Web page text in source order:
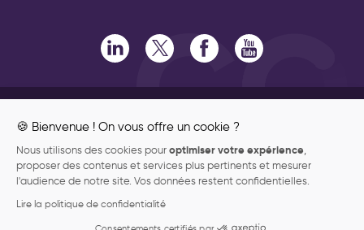
🍪 Bienvenue ! On vous offre un cookie ?
Nous utilisons des cookies pour optimiser votre expérience
proposer des contenus et services plus pertinents et mesurer
l'audience de notre site. Vos données restent confidentielles.
Lire la politique de confidentialité
ENGAGEMENTS RSE
ENGAGEMENT PHILANTHROPIQUE
DONNÉES PERSONNELLES